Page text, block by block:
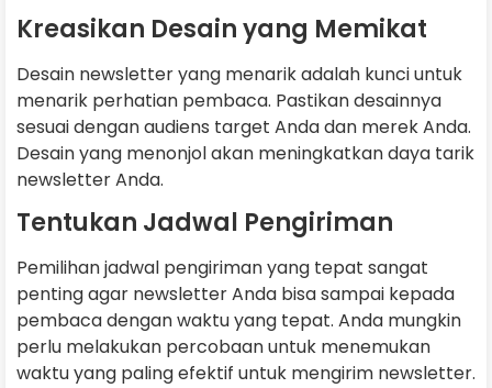
Kreasikan Desain yang Memikat
Desain newsletter yang menarik adalah kunci untuk
menarik perhatian pembaca. Pastikan desainnya
sesuai dengan audiens target Anda dan merek Anda.
Desain yang menonjol akan meningkatkan daya tarik
newsletter Anda.
Tentukan Jadwal Pengiriman
Pemilihan jadwal pengiriman yang tepat sangat
penting agar newsletter Anda bisa sampai kepada
pembaca dengan waktu yang tepat. Anda mungkin
perlu melakukan percobaan untuk menemukan
waktu yang paling efektif untuk mengirim newsletter.